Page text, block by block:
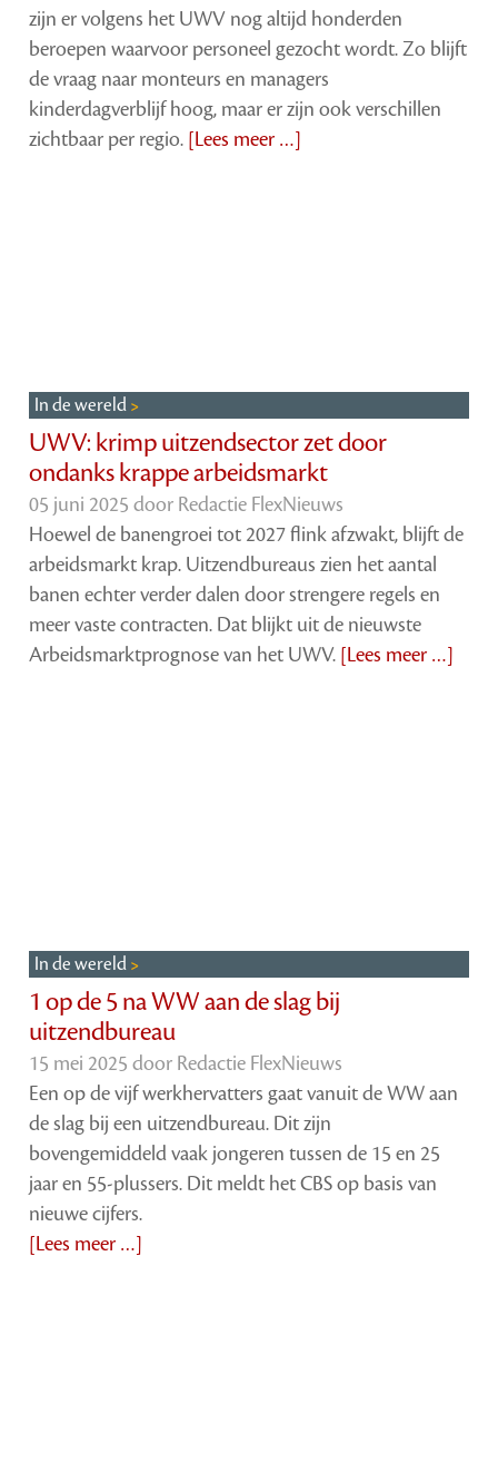
zijn er volgens het UWV nog altijd honderden
beroepen waarvoor personeel gezocht wordt. Zo blijft
de vraag naar monteurs en managers
kinderdagverblijf hoog, maar er zijn ook verschillen
zichtbaar per regio. [Lees meer …]
In de wereld
UWV: krimp uitzendsector zet door
ondanks krappe arbeidsmarkt
05 juni 2025 door Redactie FlexNieuws
Hoewel de banengroei tot 2027 flink afzwakt, blijft de
arbeidsmarkt krap. Uitzendbureaus zien het aantal
banen echter verder dalen door strengere regels en
meer vaste contracten. Dat blijkt uit de nieuwste
Arbeidsmarktprognose van het UWV. [Lees meer …]
In de wereld
1 op de 5 na WW aan de slag bij
uitzendbureau
15 mei 2025 door Redactie FlexNieuws
Een op de vijf werkhervatters gaat vanuit de WW aan
de slag bij een uitzendbureau. Dit zijn
bovengemiddeld vaak jongeren tussen de 15 en 25
jaar en 55-plussers. Dit meldt het CBS op basis van
nieuwe cijfers.
[Lees meer …]